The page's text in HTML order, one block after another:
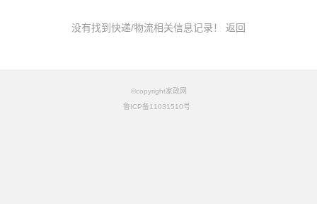
没有找到快递/物流相关信息记录！ 返回
©copyright家政网
鲁ICP备11031510号